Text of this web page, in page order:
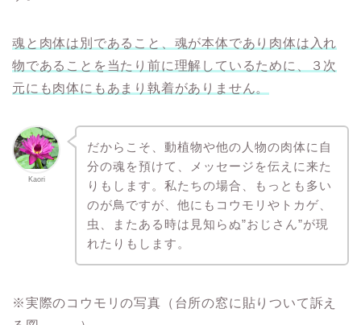
魂と肉体は別であること、魂が本体であり肉体は入れ
物であることを当たり前に理解しているために、３次
元にも肉体にもあまり執着がありません。
Kaori
だからこそ、動植物や他の人物の肉体に自
分の魂を預けて、メッセージを伝えに来た
りもします。私たちの場合、もっとも多い
のが鳥ですが、他にもコウモリやトカゲ、
虫、またある時は見知らぬ”おじさん”が現
れたりもします。
※実際のコウモリの写真（台所の窓に貼りついて訴え